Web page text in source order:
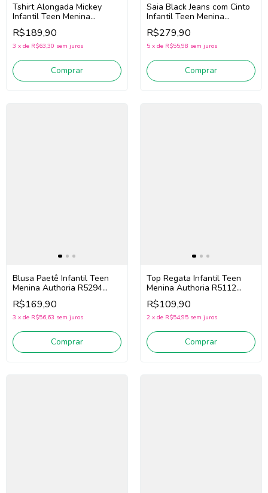
Tshirt Alongada Mickey
Infantil Teen Menina
Authoria R5336 (Preto)
R$189,90
3 x de R$63,30 sem juros
Comprar
Saia Black Jeans com Cinto
Infantil Teen Menina
Authoria R5187 (Preto)
R$279,90
5 x de R$55,98 sem juros
Comprar
Blusa Paetê Infantil Teen
Menina Authoria R5294
(Preto)
R$169,90
3 x de R$56,63 sem juros
Comprar
Top Regata Infantil Teen
Menina Authoria R5112
(Preto)
R$109,90
2 x de R$54,95 sem juros
Comprar